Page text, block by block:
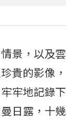
景，以及雲
貴的影像，
牢地記錄下
日露，十幾